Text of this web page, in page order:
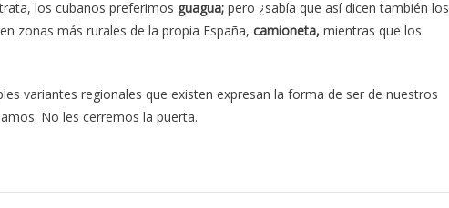
los cubanos preferimos guagua; pero ¿sabía que así dicen también los
zonas más rurales de la propia España, camioneta, mientras que los
variantes regionales que existen expresan la forma de ser de nuestros
No les cerremos la puerta.